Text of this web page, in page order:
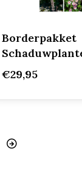
Borderpakket
€29,95